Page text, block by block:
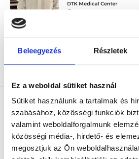
Beleegyezés Részletek
Ez a weboldal sütiket használ
Sütiket használunk a tartalmak és
szabásához, közösségi funkciók
valamint weboldalforgalmunk
közösségi média-, hirdető- és
megosztjuk az Ön
DTK Medical Center
orvos, aki jogszabályok szerinti szakorvosi
megszerzésére irányuló képzésben vesz
felelősséggel tartozik és azt közvetlenül
szolgáltató szakorvosa az első
szakorvosjelölt önállóan láthat el
felelősségét kizárja esetleges